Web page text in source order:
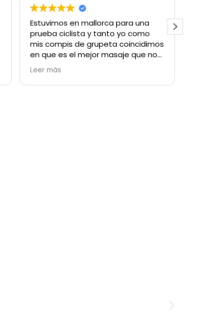
Estuvimos en mallorca para una
prueba ciclista y tanto yo como
mis compis de grupeta coincidimos
en que es el mejor masaje que nos
han hecho.
Mil gracias Ana Belen!!
Nos vemos en la proxima marcha
Leer más